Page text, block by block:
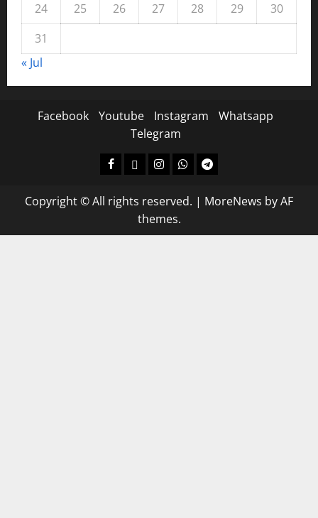
24
25 26 27 28 29
30
31
« Jul
Facebook Youtube Instagram
Whatsapp
Telegram
Copyright © All rights reserved. | MoreNews by AF
themes.